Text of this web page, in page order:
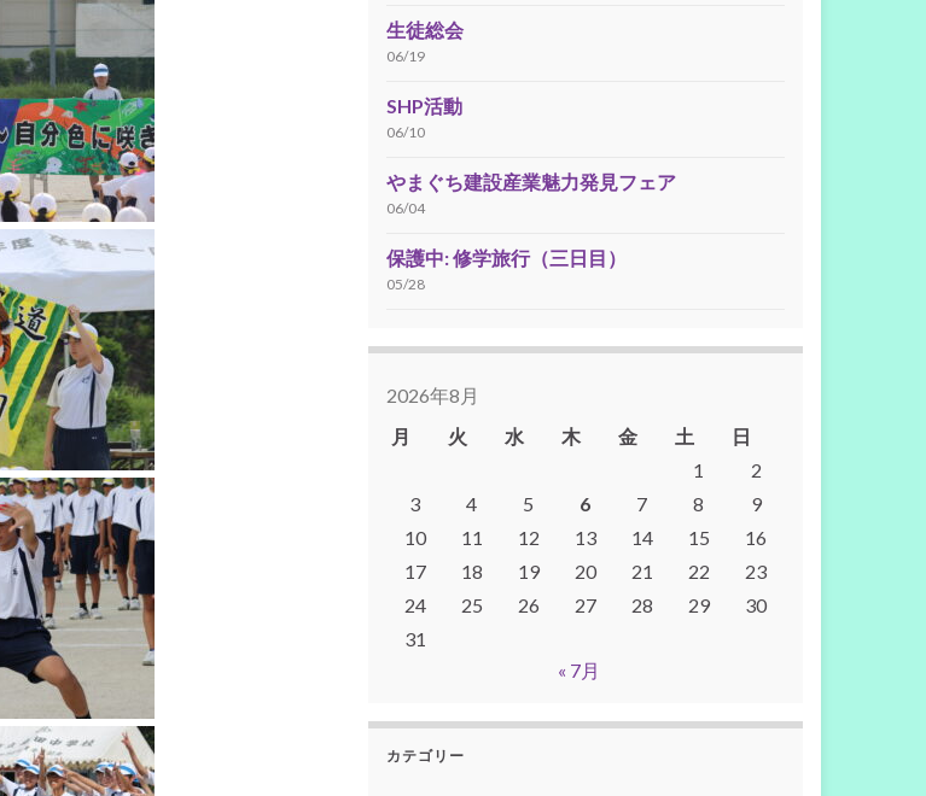
生徒総会
06/19
SHP活動
06/10
やまぐち建設産業魅力発見フェア
06/04
保護中: 修学旅行（三日目）
05/28
2026年8月
月
火 水 木 金 土
日
1
2
3
4 5 6 7 8
9
10
11 12 13 14 15
16
17
18 19 20 21 22
23
24
25 26 27 28 29
30
31
« 7月
カテゴリー